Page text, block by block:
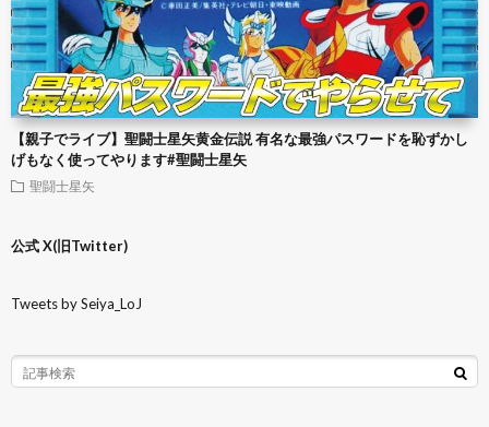
【親子でライブ】聖闘士星矢黄金伝説 有名な最強パスワードを恥ずかし
げもなく使ってやります#聖闘士星矢
聖闘士星矢
公式 X(旧Twitter)
Tweets by Seiya_LoJ